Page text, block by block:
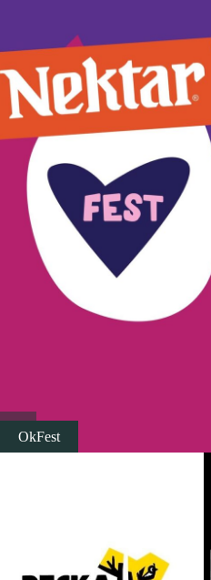
Бањски туризам
Вјерски туризам
Авантура
Еко туризам
Културни туризам
Гастрономија
Омладински туризам
Списак дестинација
OkFest